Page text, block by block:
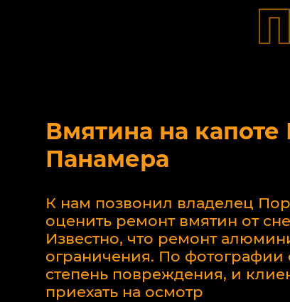
Вмятина на
Панамера
К нам позвонил владелец
оценить ремонт вмятин от
Известно, что ремонт
ограничения. По фотографии
степень повреждения, и
приехать на осмотр